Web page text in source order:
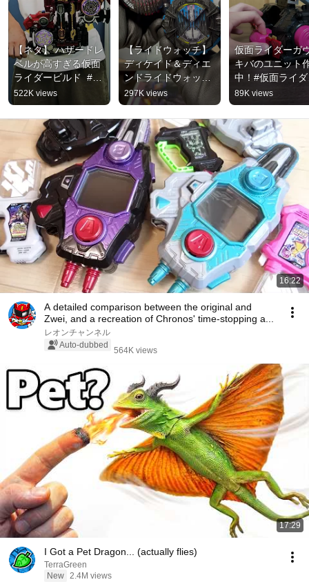
【ネタ】 ハザードレ
ベルが高すぎる仮面
ライダービルド  #ネ
タ#仮面ライダー#仮
面ライダービルド#
変身ベルト#ビルド
ドライバー#エボル
ドライバー#最終フ
ォーム
522K views
【ライドウォッチ】
ディケイド＆ディエ
ンドライドウォッチ
音声確認！！
#kamenrider #仮面
ライダー #shorts
297K views
仮面ライダーガ
キバのユニット
中！#仮面ライ
仮面ライダーギ
#仮面ライダー
#kamenrider #
すめ #shorts #オ
ジナル #bandai
面ライダーキバ
89K views
16:22
A detailed comparison between the original and
Zwei, and a recreation of Chronos' time-stopping a...
レオンチャンネル
Auto-dubbed
564K views
17:29
I Got a Pet Dragon... (actually flies)
TerraGreen
New 2.4M views